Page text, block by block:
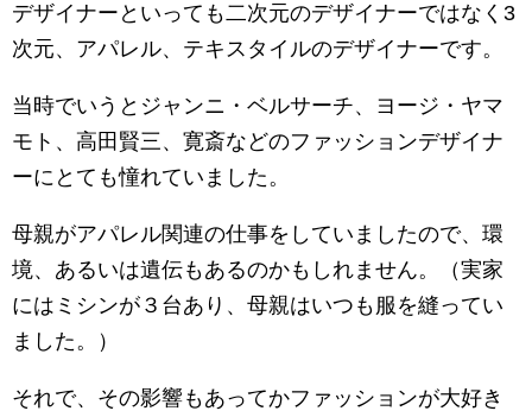
デザイナーといっても二次元のデザイナーではなく3
次元、アパレル、テキスタイルのデザイナーです。
当時でいうとジャンニ・ベルサーチ、ヨージ・ヤマ
モト、高田賢三、寛斎などのファッションデザイナ
ーにとても憧れていました。
母親がアパレル関連の仕事をしていましたので、環
境、あるいは遺伝もあるのかもしれません。（実家
にはミシンが３台あり、母親はいつも服を縫ってい
ました。）
それで、その影響もあってかファッションが大好き